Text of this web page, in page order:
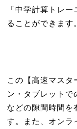
「中学計算トレ
ることができます
この【高速マスタ
ン・タブレットで
などの隙間時間を
す。また、オンラ